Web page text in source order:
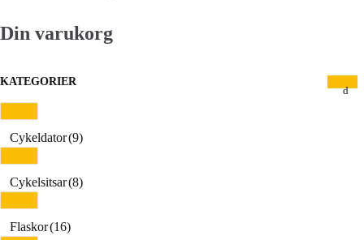
Din varukorg
KATEGORIER
Cykeldator(9)
Cykelsitsar(8)
Flaskor(16)